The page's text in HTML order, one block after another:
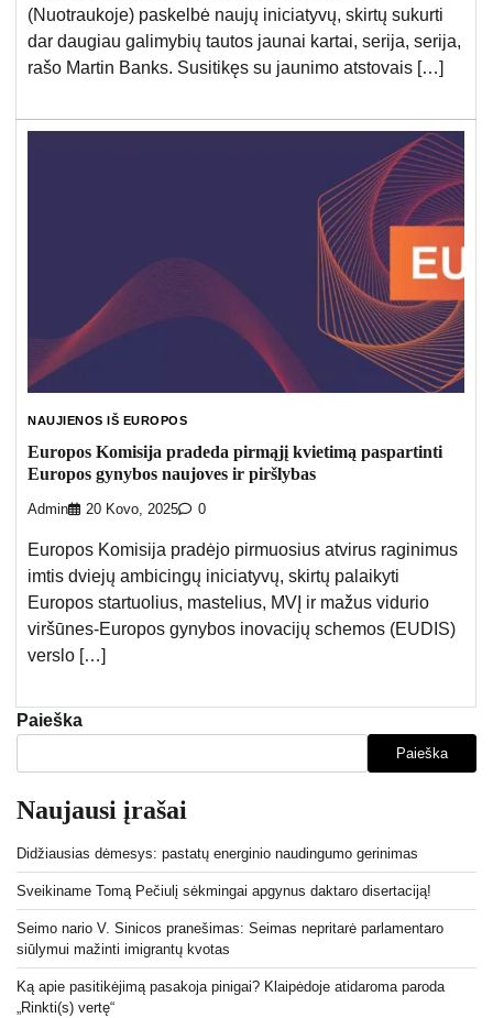
(Nuotraukoje) paskelbė naujų iniciatyvų, skirtų sukurti
dar daugiau galimybių tautos jaunai kartai, serija, serija,
rašo Martin Banks. Susitikęs su jaunimo atstovais […]
NAUJIENOS IŠ EUROPOS
Europos Komisija pradeda pirmąjį kvietimą paspartinti
Europos gynybos naujoves ir piršlybas
Admin 20 Kovo, 2025 0
Europos Komisija pradėjo pirmuosius atvirus raginimus
imtis dviejų ambicingų iniciatyvų, skirtų palaikyti
Europos startuolius, mastelius, MVĮ ir mažus vidurio
viršūnes-Europos gynybos inovacijų schemos (EUDIS)
verslo […]
Paieška
Paieška
Naujausi įrašai
Didžiausias dėmesys: pastatų energinio naudingumo gerinimas
Sveikiname Tomą Pečiulį sėkmingai apgynus daktaro disertaciją!
Seimo nario V. Sinicos pranešimas: Seimas nepritarė parlamentaro
siūlymui mažinti imigrantų kvotas
Ką apie pasitikėjimą pasakoja pinigai? Klaipėdoje atidaroma paroda
„Rinkti(s) vertę“